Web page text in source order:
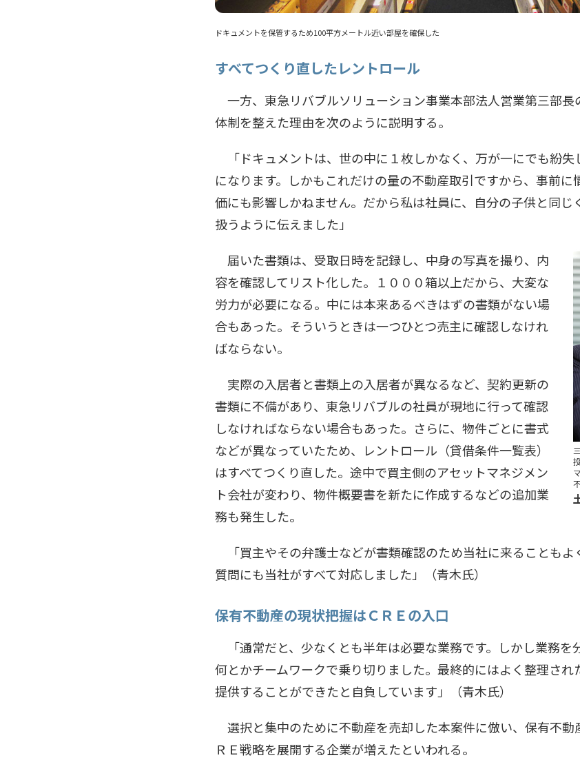
ドキュメントを保管するため100平方メートル近い部屋を確保した
すべてつくり直したレントロール
一方、東急リバブルソリューション事業本部法人営業第三部長
体制を整えた理由を次のように説明する。
「ドキュメントは、世の中に１枚しかなく、万が一にでも紛失
になります。しかもこれだけの量の不動産取引ですから、事前
価にも影響しかねません。だから私は社員に、自分の子供と同じ
扱うように伝えました」
届いた書類は、受取日時を記録し、中身の写真を撮り、内
容を確認してリスト化した。１０００箱以上だから、大変な
労力が必要になる。中には本来あるべきはずの書類がない場
合もあった。そういうときは一つひとつ売主に確認しなけれ
ばならない。
実際の入居者と書類上の入居者が異なるなど、契約更新の
書類に不備があり、東急リバブルの社員が現地に行って確認
しなければならない場合もあった。さらに、物件ごとに書式
などが異なっていたため、レントロール（貸借条件一覧表）
はすべてつくり直した。途中で買主側のアセットマネジメン
ト会社が変わり、物件概要書を新たに作成するなどの追加業
務も発生した。
「買主やその弁護士などが書類確認のため当社に来ることもよ
質問にも当社がすべて対応しました」（青木氏）
保有不動産の現状把握はＣＲＥの入口
「通常だと、少なくとも半年は必要な業務です。しかし業務を
何とかチームワークで乗り切りました。最終的にはよく整理され
提供することができたと自負しています」（青木氏）
選択と集中のために不動産を売却した本案件に倣い、保有不動
ＲＥ戦略を展開する企業が増えたといわれる。